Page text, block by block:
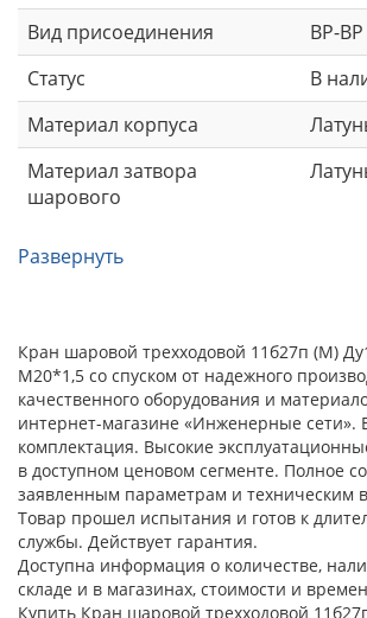
Вид присоединения
ВР-ВР
Статус
В
Материал корпуса
Материал затвора
шарового
Развернуть
Кран шаровой трехходовой 11б27п (М)
М20*1,5 со спуском от надежного
качественного оборудования и
интернет-магазине «Инженерные сети».
комплектация. Высокие
в доступном ценовом сегменте. Полное
заявленным параметрам и техническим
Товар прошел испытания и готов к
службы. Действует гарантия.
Доступна информация о количестве,
складе и в магазинах, стоимости и
Купить Кран шаровой трехходовой